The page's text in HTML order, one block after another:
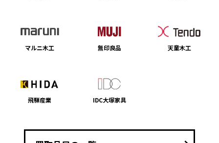
マルニ木工 無印良品 天童木工
飛騨産業 IDC大塚家具